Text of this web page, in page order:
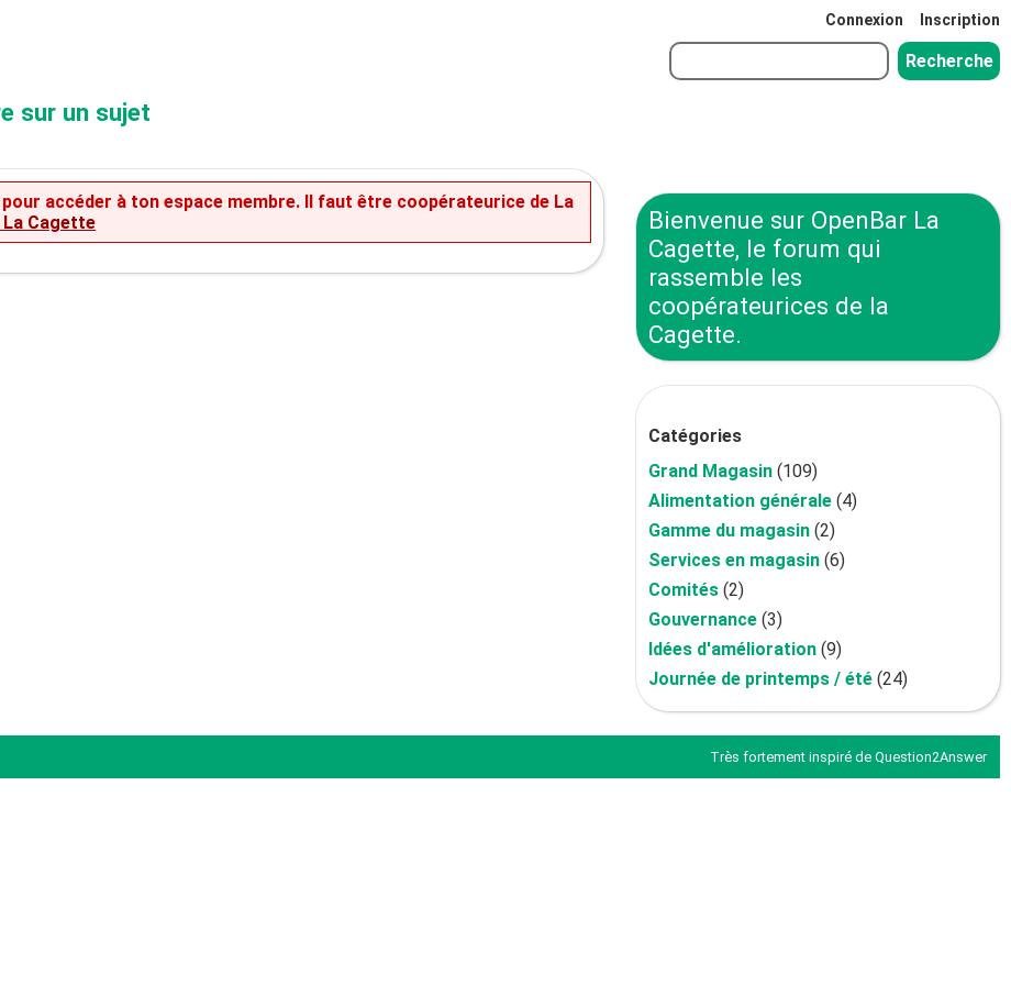
Connexion Inscription
sur un sujet
Bienvenue sur OpenBar La
Cagette, le forum qui
rassemble les
coopérateurices de la
Cagette.
Catégories
Grand Magasin (109)
Alimentation générale (4)
Gamme du magasin (2)
Services en magasin (6)
Comités (2)
Gouvernance (3)
Idées d'amélioration (9)
Journée de printemps / été (24)
accéder à ton espace membre. Il faut être coopérateurice de La
La Cagette
Très fortement inspiré de Question2Answer